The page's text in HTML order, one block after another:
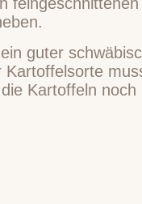
guter
Kartoffelsorte
Kartoffeln